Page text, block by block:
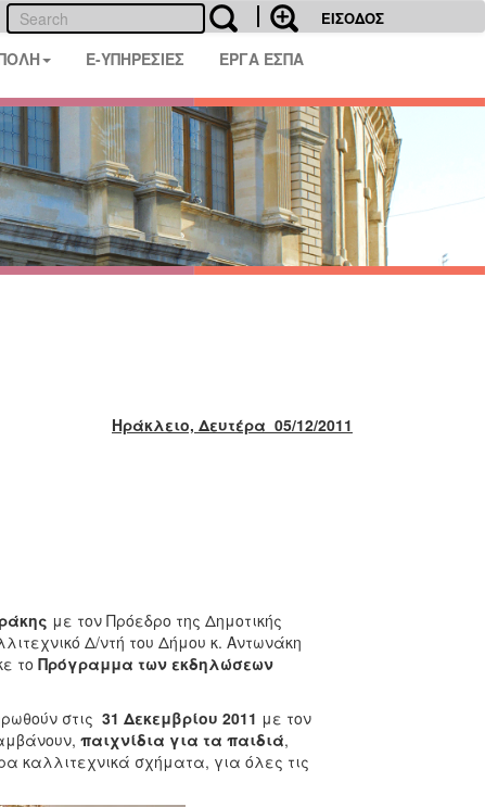
ΕΙΣΟΔΟΣ
E-ΥΠΗΡΕΣΙΕΣ ΕΡΓΑ ΕΣΠΑ
Ηράκλειο, Δευτέρα 05/12/2011
με τον Πρόεδρο της Δημοτικής
Δ/ντή του Δήμου κ. Αντωνάκη
το Πρόγραμμα των εκδηλώσεων
στις 31 Δεκεμβρίου 2011 με τον
παιχνίδια για τα παιδιά,
καλλιτεχνικά σχήματα, για όλες τις